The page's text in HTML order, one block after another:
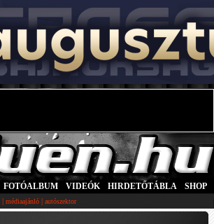
FOTÓALBUM VIDEÓK HIRDETŐTÁBLA SHOP
| médiaajánló | autószektor